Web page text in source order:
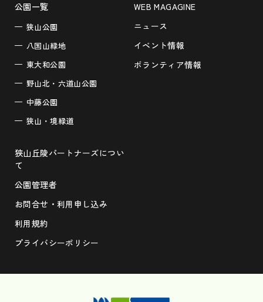
公園一覧
狭山公園
八国山緑地
東大和公園
野山北・六道山公園
中藤公園
狭山・境緑道
WEB MAGAGINE
ニュース
イベント情報
ボランティア情報
狭山丘陵パートナーズについ
て
公園管理者
お問合せ・利用申し込み
利用規約
プライバシーポリシー